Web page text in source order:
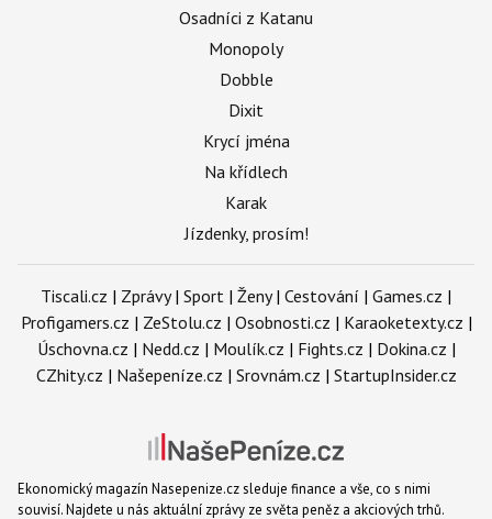
Osadníci z Katanu
Monopoly
Dobble
Dixit
Krycí jména
Na křídlech
Karak
Jízdenky, prosím!
Tiscali.cz | Zprávy| Sport | Ženy| Cestování | Games.cz |
Profigamers.cz | ZeStolu.cz | Osobnosti.cz | Karaoketexty.cz |
Úschovna.cz | Nedd.cz | Moulík.cz | Fights.cz | Dokina.cz |
CZhity.cz | Našepeníze.cz | Srovnám.cz | StartupInsider.cz
Ekonomický magazín Nasepenize.cz sleduje finance a vše, co s nimi
souvisí. Najdete u nás aktuální zprávy ze světa peněz a akciových trhů.